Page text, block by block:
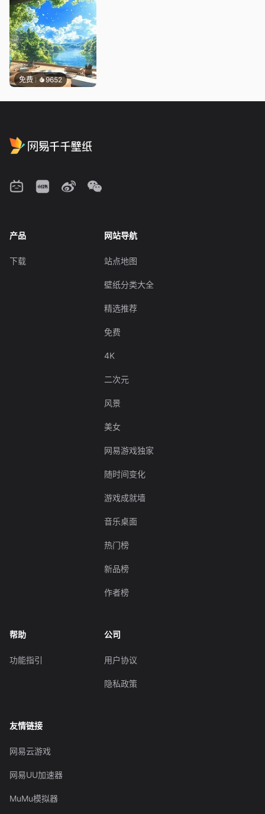
免费 9652
产品
下载
网站导航
站点地图
壁纸分类大全
精选推荐
免费
4K
二次元
风景
美女
网易游戏独家
随时间变化
游戏成就墙
音乐桌面
热门榜
新品榜
作者榜
帮助
功能指引
公司
用户协议
隐私政策
友情链接
网易云游戏
网易UU加速器
MuMu模拟器